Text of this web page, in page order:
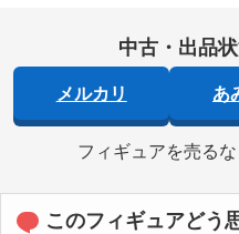
中古・出品
メルカリ あ
フィギュアを売る
このフィギュアどう